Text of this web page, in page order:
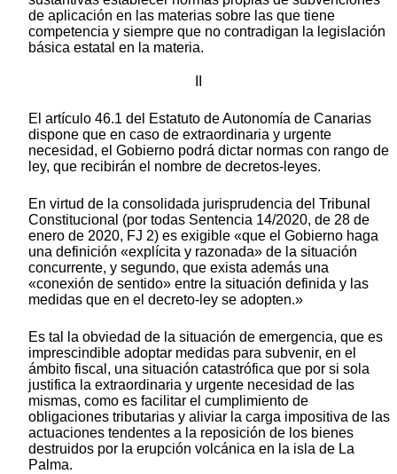
de aplicación en las materias sobre las que tiene
competencia y siempre que no contradigan la legislación
básica estatal en la materia.
El artículo 46.1 del Estatuto de Autonomía de Canarias
dispone que en caso de extraordinaria y urgente
necesidad, el Gobierno podrá dictar normas con rango de
ley, que recibirán el nombre de decretos-leyes.
En virtud de la consolidada jurisprudencia del Tribunal
Constitucional (por todas Sentencia 14/2020, de 28 de
enero de 2020, FJ 2) es exigible «que el Gobierno haga
una definición «explícita y razonada» de la situación
concurrente, y segundo, que exista además una
«conexión de sentido» entre la situación definida y las
medidas que en el decreto-ley se adopten.»
Es tal la obviedad de la situación de emergencia, que es
imprescindible adoptar medidas para subvenir, en el
ámbito fiscal, una situación catastrófica que por si sola
justifica la extraordinaria y urgente necesidad de las
mismas, como es facilitar el cumplimiento de
obligaciones tributarias y aliviar la carga impositiva de las
actuaciones tendentes a la reposición de los bienes
destruidos por la erupción volcánica en la isla de La
Palma.